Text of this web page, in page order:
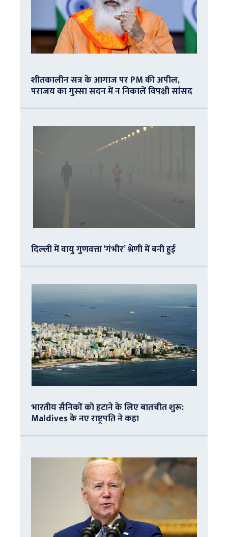
शीतकालीन सत्र के आगाज पर PM की अपील,
पराजय का गुस्सा सदन में न निकालें विपक्षी सांसद
दिल्ली में वायु गुणवत्ता ‘गंभीर’ श्रेणी में बनी हुई
भारतीय सैनिकों को हटाने के लिए बातचीत शुरू:
Maldives के नए राष्ट्रपति ने कहा